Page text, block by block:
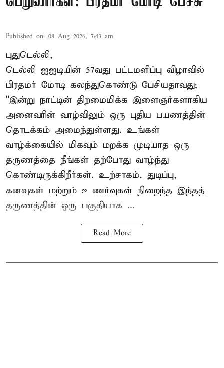
Published on: 08 Aug 2026, 7:43 am
புதுடெல்லி,
டெல்லி ஐஐடியின் 57வது பட்டமளிப்பு விழாவில்
பிரதமர் மோடி கலந்துகொண்டு பேசியதாவது;
"இன்று நாட்டின் திறமைமிக்க இளைஞர்களாகிய
அனைவரின் வாழ்விலும் ஒரு புதிய பயணத்தின்
தொடக்கம் அமைந்துள்ளது. உங்கள்
வாழ்க்கையில் மிகவும் மறக்க முடியாத ஒரு
தருணத்தை நீங்கள் தற்போது வாழ்ந்து
கொண்டிருக்கிறீர்கள். உற்சாகம், துடிப்பு,
கனவுகள் மற்றும் உணர்வுகள் நிறைந்த இந்தத்
தருணத்தின் ஒரு பகுதியாக ...
Read More